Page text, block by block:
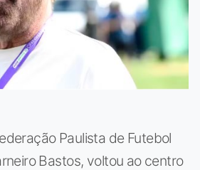
Paulista de Futebol
Bastos, voltou ao centro